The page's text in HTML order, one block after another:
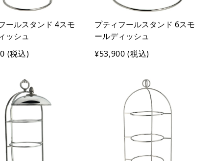
ールスタンド 4スモ
ッシュ
(税込)
プティフールスタンド 6スモ
ールディッシュ
¥53,900 (税込)